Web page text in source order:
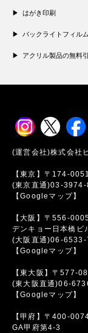
はがき印刷
バックライトフィル
アクリル製品の無料
(運営会社)株式会社
【東京】〒174-
(東京直通)03-
【Googleマップ】
【大阪】〒556-
デンキョー日本橋
(大阪直通)06-
【Googleマップ】
【東大阪】〒577-
(東大阪直通)06-
【Googleマップ】
【甲府】〒400-
GA甲府第4-3